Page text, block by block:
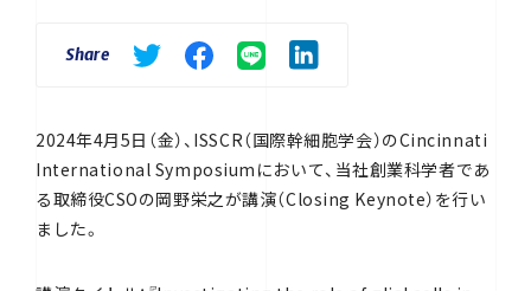
Share
2024年4月5日（金）、ISSCR（国際幹細胞学会）のCincinnati
International Symposiumにおいて、当社創業科学者であ
る取締役CSOの岡野栄之が講演（Closing Keynote）を行い
ました。